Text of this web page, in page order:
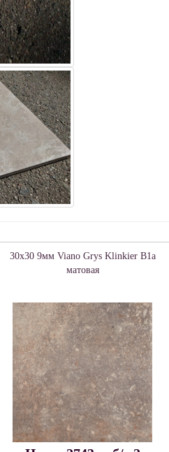
30x30 9мм Viano Grys Klinkier B1a
матовая